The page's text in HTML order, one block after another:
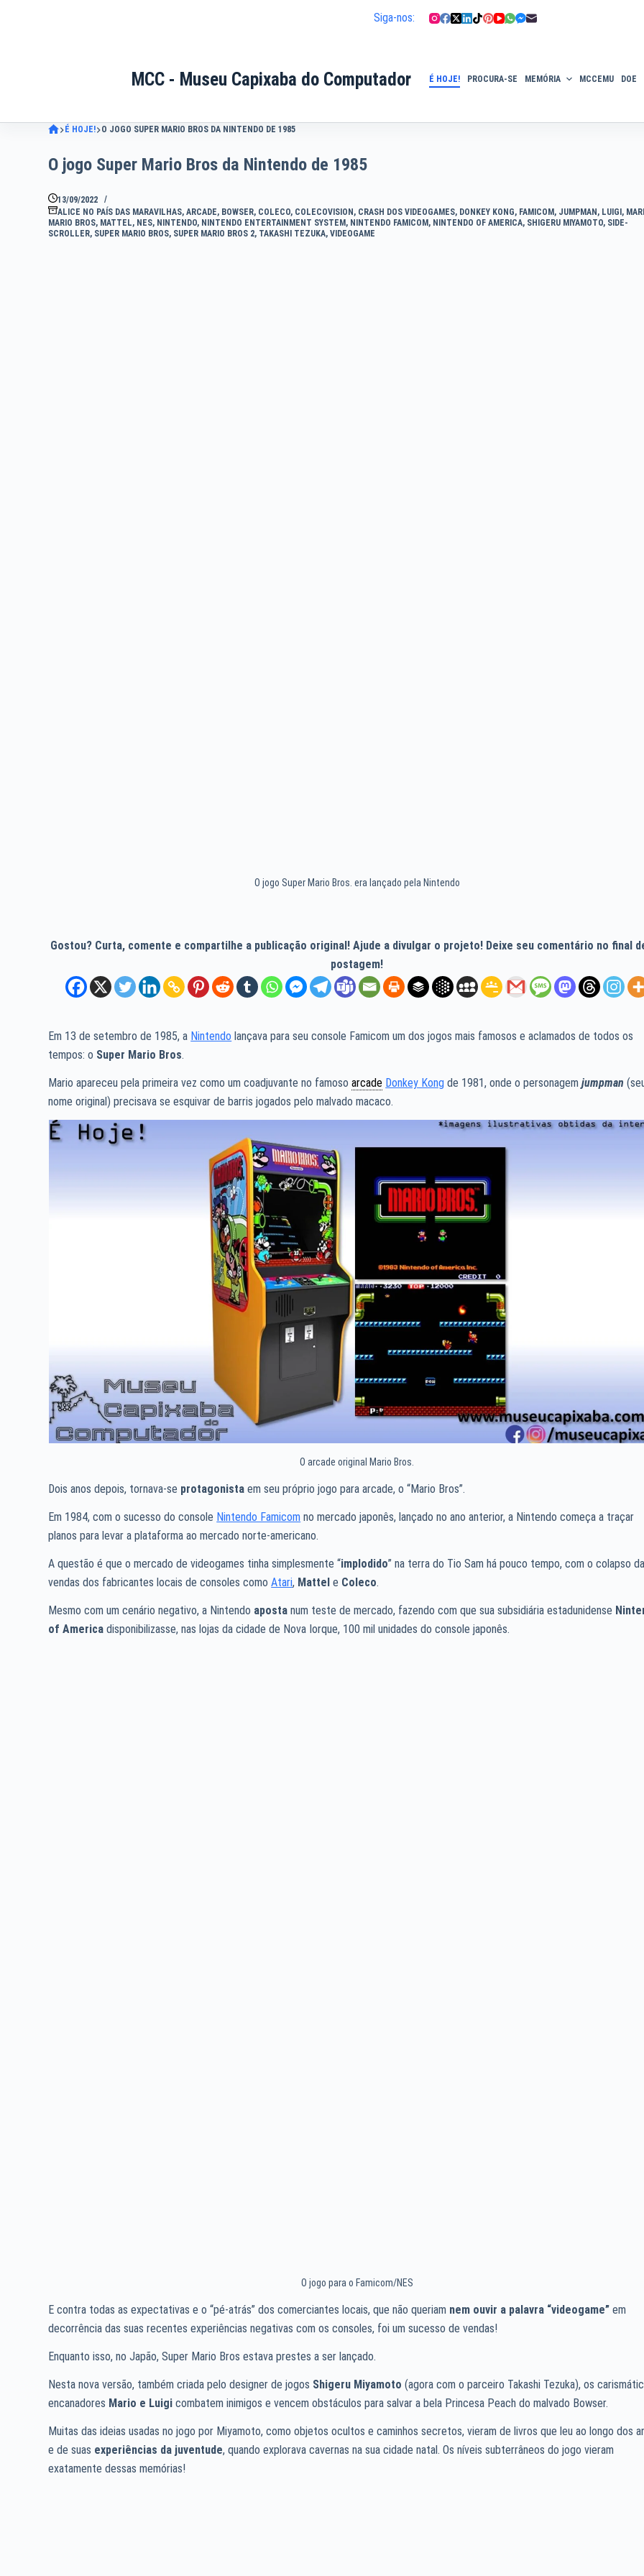
Siga-nos:
MCC - Museu Capixaba do Computador É HOJE! PROCURA-SE MEMÓRIA MCCEMU DOE
É HOJE! O JOGO SUPER MARIO BROS DA NINTENDO DE 1985
O jogo Super Mario Bros da Nintendo de 1985
13/09/2022
ALICE NO PAÍS DAS MARAVILHAS,ARCADE, BOWSER, COLECO, COLECOVISION , CRASH DOS VIDEOGAMES, DONKEY KONG, FAMICOM , JUMPMAN , LUIGI ,
MARIO BROS, MATTEL, NES, NINTENDO, NINTENDO ENTERTAINMENT SYSTEM , NINTENDO FAMICOM , NINTENDO OF AMERICA, SHIGERU MIYAMOTO, SIDE-
SCROLLER, SUPER MARIO BROS, SUPER MARIO BROS 2, TAKASHI TEZUKA,VIDEOGAME
O jogo Super Mario Bros. era lançado pela Nintendo
Gostou? Curta, comente e compartilhe a publicação original! Ajude a divulgar o projeto! Deixe seu comentário no final
postagem!
Em 13 de setembro de 1985, a Nintendo lançava para seu console Famicom um dos jogos mais famosos e aclamados de todos os
tempos: o Super Mario Bros.
Mario apareceu pela primeira vez como um coadjuvante no famosoarcade Donkey Kong de 1981, onde o personagemjumpman
nome original) precisava se esquivar de barris jogados pelo malvado macaco.
O arcade original Mario Bros.
Dois anos depois, tornava-se protagonistaem seu próprio jogo para arcade, o “Mario Bros”.
Em 1984, com o sucesso do console Nintendo Famicom no mercado japonês, lançado no ano anterior, a Nintendo começa a traçar
planos para levar a plataforma ao mercado norte-americano.
A questão é que o mercado de videogames tinha simplesmente “implodido” na terra do Tio Sam há pouco tempo, com o colapso
vendas dos fabricantes locais de consoles comoAtari, Mattele Coleco.
Mesmo com um cenário negativo, a Nintendo apostanum teste de mercado, fazendo com que sua subsidiária estadunidense
of America disponibilizasse, nas lojas da cidade de Nova Iorque, 100 mil unidades do console japonês.
O jogo para o Famicom/NES
E contra todas as expectativas e o “pé-atrás” dos comerciantes locais, que não queriam nem ouvir a palavra “videogame” em
decorrência das suas recentes experiências negativas com os consoles, foi um sucesso de vendas!
Enquanto isso, no Japão, Super Mario Bros estava prestes a ser lançado.
Nesta nova versão, também criada pelo designer de jogos Shigeru Miyamoto (agora com o parceiro Takashi Tezuka), os
encanadores Mario e Luigicombatem inimigos e vencem obstáculos para salvar a bela Princesa Peach do malvado Bowser.
Muitas das ideias usadas no jogo por Miyamoto, como objetos ocultos e caminhos secretos, vieram de livros que leu ao longo dos
e de suas experiências da juventude, quando explorava cavernas na sua cidade natal. Os níveis subterrâneos do jogo vieram
exatamente dessas memórias!